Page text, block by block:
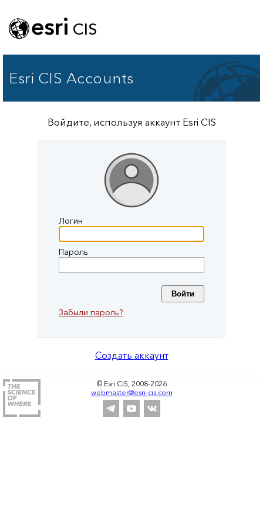
esri CIS
Esri CIS Accounts
Войдите, используя аккаунт Esri CIS
Логин
Пароль
Забыли пароль?
Создать аккаунт
© Esri CIS, 2008-2026
webmaster@esri-cis.com